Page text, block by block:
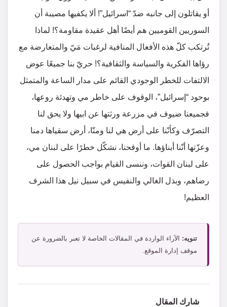
أو يقاتلون إلى جانبه ضدّ “اسرائيل”! ألا يكفيها مصيبة أن
السوريين القوميين هم أيضًا أهل عقيدة مقاومة؟! لماذا
تُرتكب كلّ هذه الأفعال المنافية لرغبات مَيّ والمتعارضة مع
رؤاها الفكرية والسياسة والثقافية؟! حريّ بنا جميعًا عوض
الالتفات للخطر الوجودي القائم على مدار الساعة والمتمثل
بوحود “إسرائيل”، الوقوف على خاطر مي وتهدئة روعها،
فجميعنا ضيوف في مزرعة ورثتها عن ابيها ولا يحق لنا
التصرّف وكأنّنا على أرض هي لنا ومنّا، أرض سقياها دمنا
وعزّتها أنّنا أبناؤها. ما أوقحنا، نشكّل خطرًا على لبنان مي،
على لبنان القوات، وننسى القيام بواجب الحصول على
رضاهم، وبذل الغالي والنفيس في سبيل نيل هذا الشرف
العظيم!
تنويه: الآراء الواردة في المقالات الخاصة لا تعبر بالضرورة عن
موقف إدارة الموقع.
شارك المقال